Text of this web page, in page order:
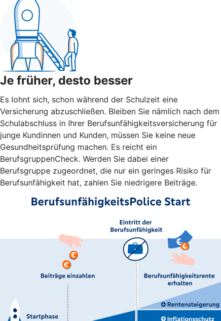
Je früher, desto besser
Es lohnt sich, schon während der Schulzeit eine
Versicherung abzuschließen. Bleiben Sie nämlich nach dem
Schulabschluss in Ihrer Berufsunfähigkeitsversicherung für
junge Kundinnen und Kunden, müssen Sie keine neue
Gesundheitsprüfung machen. Es reicht ein
BerufsgruppenCheck. Werden Sie dabei einer
Berufsgruppe zugeordnet, die nur ein geringes Risiko für
Berufsunfähigkeit hat, zahlen Sie niedrigere Beiträge.